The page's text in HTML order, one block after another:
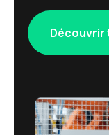
Découvrir